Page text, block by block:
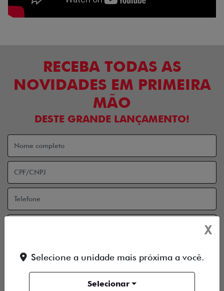
RECEBA TODAS AS
NOVIDADES EM PRIMEIRA
MÃO
DESTE GRANDE LANÇAMENTO!
Aceito receber comunicação via celular
ENTRAR EM CONTATO
X
Selecione a unidade mais próxima a você.
Selecionar